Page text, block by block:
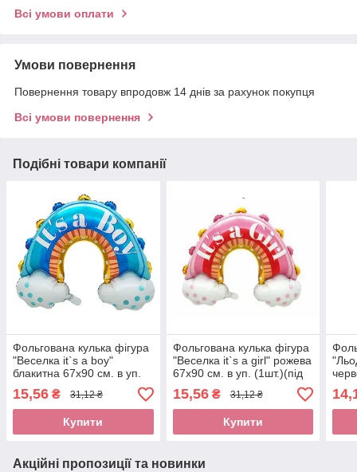
Всі умови оплати
Умови повернення
Повернення товару впродовж 14 днів за рахунок покупця
Всі умови повернення
Подібні товари компанії
Фольгована кулька фігура
"Веселка it`s a boy"
блакитна 67х90 см. в уп.
(1шт.)(під повітря)
15,56 ₴ 31,12 ₴
Купити
Фольгована кулька фігура
"Веселка it`s a girl" рожева
67х90 см. в уп. (1шт.)(під
повітря)
15,56₴ 31,12 ₴
Купити
Акційні пропозиції та новинки